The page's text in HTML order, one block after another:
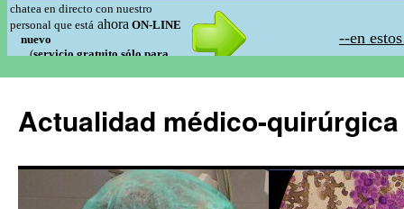
Actualidad médico-